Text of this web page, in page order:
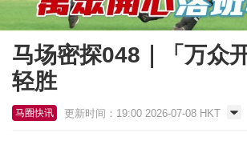
马场密探048｜「万众
轻胜
马圈快讯 更新时间：19:00 2026-07-08 HKT